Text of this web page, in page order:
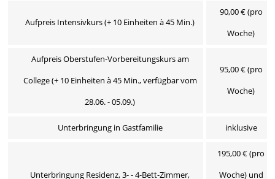
Aufpreis Intensivkurs (+ 10 Einheiten à 45 Min.)
90,00 € (pro
Woche)
Aufpreis Oberstufen-Vorbereitungskurs am
College (+ 10 Einheiten à 45 Min., verfügbar vom
28.06. - 05.09.)
95,00 € (pro
Woche)
Unterbringung in Gastfamilie inklusive
Unterbringung Residenz, 3- - 4-Bett-Zimmer,
195,00 € (pro
Woche) und